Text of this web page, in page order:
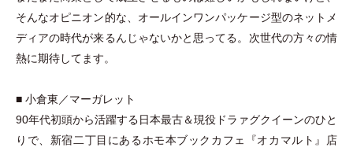
そんなオピニオン的な、オールインワンパッケージ型のネットメ
ディアの時代が来るんじゃないかと思ってる。次世代の方々の情
熱に期待してます。
■ 小倉東／マーガレット
90年代初頭から活躍する日本最古＆現役ドラァグクイーンのひと
りで、新宿二丁目にあるホモ本ブックカフェ『オカマルト』店